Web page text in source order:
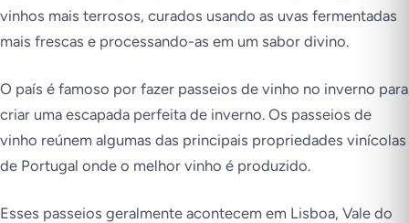
vinhos mais terrosos, curados usando as uvas fermentadas
mais frescas e processando-as em um sabor divino.
O país é famoso por fazer passeios de vinho no inverno para
criar uma escapada perfeita de inverno. Os passeios de
vinho reúnem algumas das principais propriedades vinícolas
de Portugal onde o melhor vinho é produzido.
Esses passeios geralmente acontecem em Lisboa, Vale do